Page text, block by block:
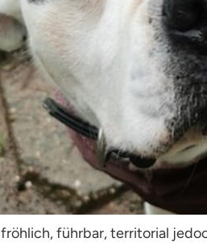
führbar, territorial